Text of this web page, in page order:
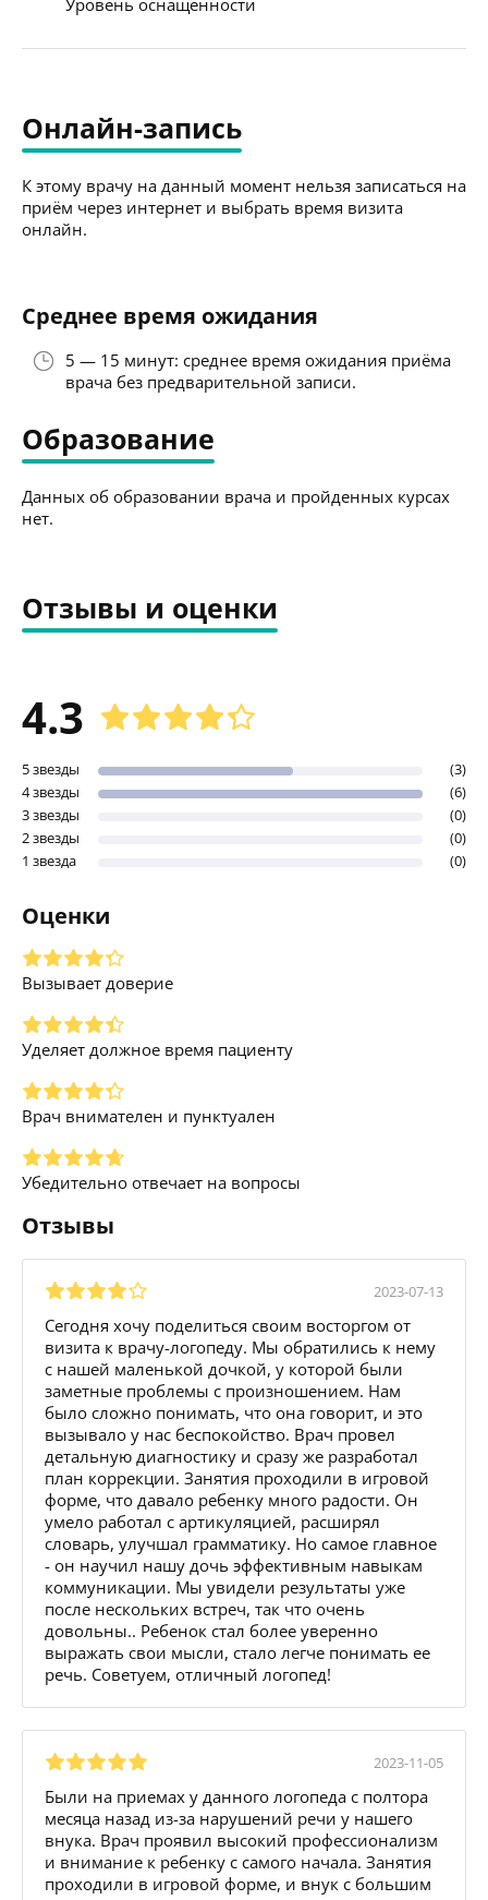
Онлайн-запись
К этому врачу на данный момент нельзя записаться на
приём через интернет и выбрать время визита
онлайн.
Среднее время ожидания
5 — 15 минут: среднее время ожидания приёма
врача без предварительной записи.
Образование
Данных об образовании врача и пройденных курсах
нет.
Отзывы и оценки
4.3
5 звезды
(3)
4 звезды
(6)
3 звезды
(0)
2 звезды
(0)
1 звезда
(0)
Оценки
Вызывает доверие
Уделяет должное время пациенту
Врач внимателен и пунктуален
Убедительно отвечает на вопросы
Отзывы
2023-07-13
Сегодня хочу поделиться своим восторгом от
визита к врачу-логопеду. Мы обратились к нему
с нашей маленькой дочкой, у которой были
заметные проблемы с произношением. Нам
было сложно понимать, что она говорит, и это
вызывало у нас беспокойство. Врач провел
детальную диагностику и сразу же разработал
план коррекции. Занятия проходили в игровой
форме, что давало ребенку много радости. Он
умело работал с артикуляцией, расширял
словарь, улучшал грамматику. Но самое главное
- он научил нашу дочь эффективным навыкам
коммуникации. Мы увидели результаты уже
после нескольких встреч, так что очень
довольны.. Ребенок стал более уверенно
выражать свои мысли, стало легче понимать ее
речь. Советуем, отличный логопед!
2023-11-05
Были на приемах у данного логопеда с полтора
месяца назад из-за нарушений речи у нашего
внука. Врач проявил высокий профессионализм
и внимание к ребенку с самого начала. Занятия
проходили в игровой форме, и внук с большим